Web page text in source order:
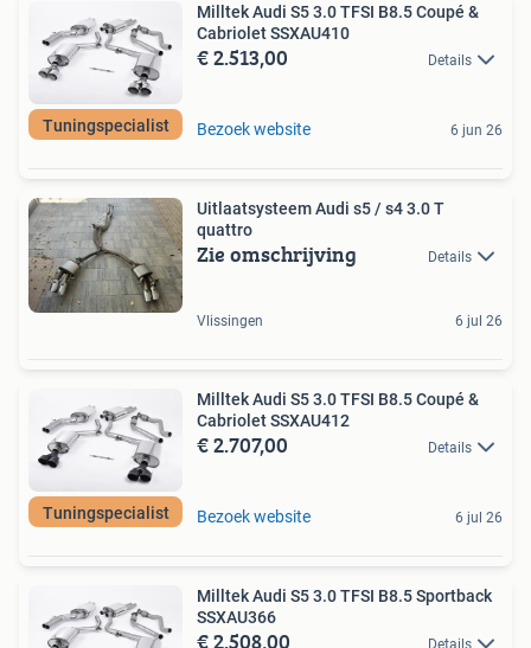
Tuningspecialist
Milltek Audi S5 3.0 TFSI B8.5 Coupé &
Cabriolet SSXAU410
€ 2.513,00 Details
Bezoek website 6 jun 26
Uitlaatsysteem Audi s5 / s4 3.0 T
quattro
Zie omschrijving Details
Vlissingen 6 jul 26
Tuningspecialist
Milltek Audi S5 3.0 TFSI B8.5 Coupé &
Cabriolet SSXAU412
€ 2.707,00 Details
Bezoek website 6 jul 26
Milltek Audi S5 3.0 TFSI B8.5 Sportback
SSXAU366
€ 2.508,00 Details